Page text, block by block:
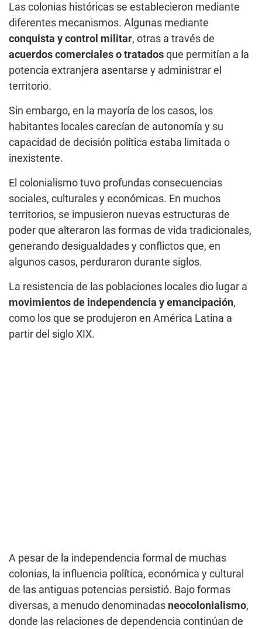
Las colonias históricas se establecieron mediante
diferentes mecanismos. Algunas mediante
conquista y control militar, otras a través de
acuerdos comerciales o tratados que permitían a la
potencia extranjera asentarse y administrar el
territorio.
Sin embargo, en la mayoría de los casos, los
habitantes locales carecían de autonomía y su
capacidad de decisión política estaba limitada o
inexistente.
El colonialismo tuvo profundas consecuencias
sociales, culturales y económicas. En muchos
territorios, se impusieron nuevas estructuras de
poder que alteraron las formas de vida tradicionales,
generando desigualdades y conflictos que, en
algunos casos, perduraron durante siglos.
La resistencia de las poblaciones locales dio lugar a
movimientos de independencia y emancipación,
como los que se produjeron en América Latina a
partir del siglo XIX.
A pesar de la independencia formal de muchas
colonias, la influencia política, económica y cultural
de las antiguas potencias persistió. Bajo formas
diversas, a menudo denominadas neocolonialismo,
donde las relaciones de dependencia continúan de